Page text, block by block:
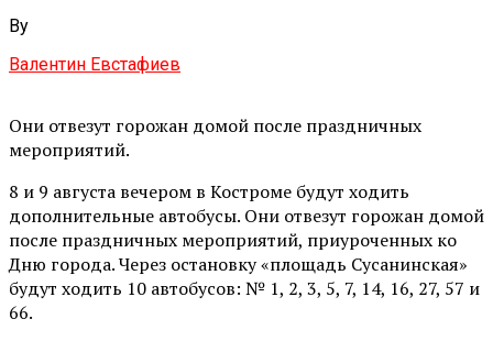
By
Валентин Евстафиев
Они отвезут горожан домой после праздничных
мероприятий.
8 и 9 августа вечером в Костроме будут ходить
дополнительные автобусы. Они отвезут горожан домой
после праздничных мероприятий, приуроченных ко
Дню города. Через остановку «площадь Сусанинская»
будут ходить 10 автобусов: № 1, 2, 3, 5, 7, 14, 16, 27, 57 и
66.